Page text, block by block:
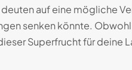
auf eine mögliche
senken könnte.
Superfrucht für deine